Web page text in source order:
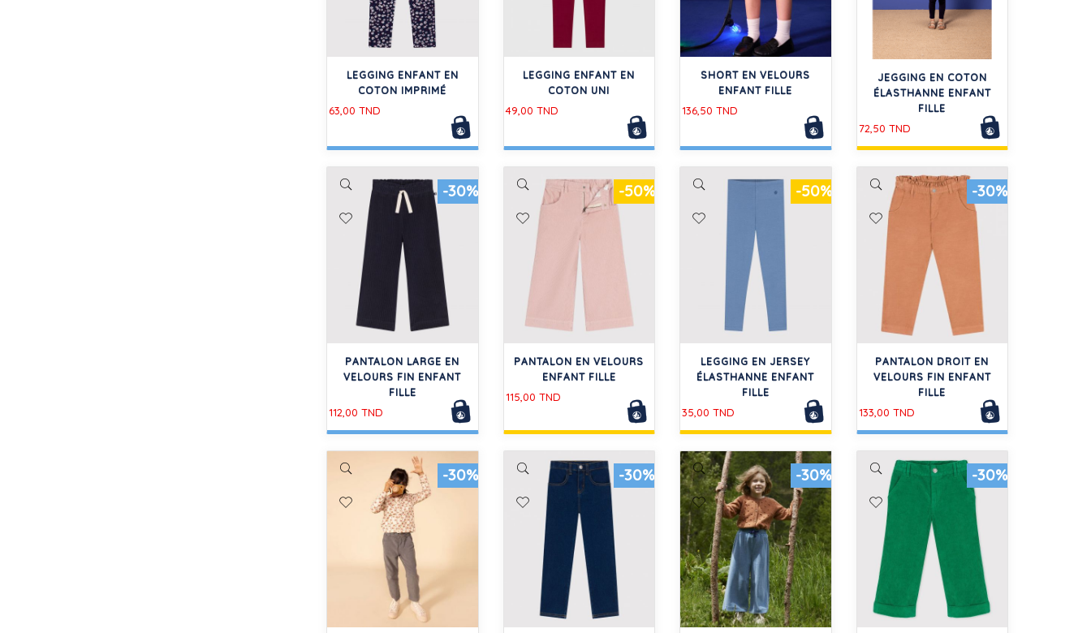
LEGGING ENFANT EN
COTON IMPRIMÉ
63,00 TND
LEGGING ENFANT EN
COTON UNI
49,00 TND
SHORT EN VELOURS
ENFANT FILLE
136,50 TND
JEGGING EN COTON
ÉLASTHANNE ENFANT
FILLE
72,50 TND
-30%
PANTALON LARGE EN
VELOURS FIN ENFANT
FILLE
112,00 TND
-50%
PANTALON EN VELOURS
ENFANT FILLE
115,00 TND
-50%
LEGGING EN JERSEY
ÉLASTHANNE ENFANT
FILLE
35,00 TND
-30%
PANTALON DROIT EN
VELOURS FIN ENFANT
FILLE
133,00 TND
-30% -30% -30% -30%